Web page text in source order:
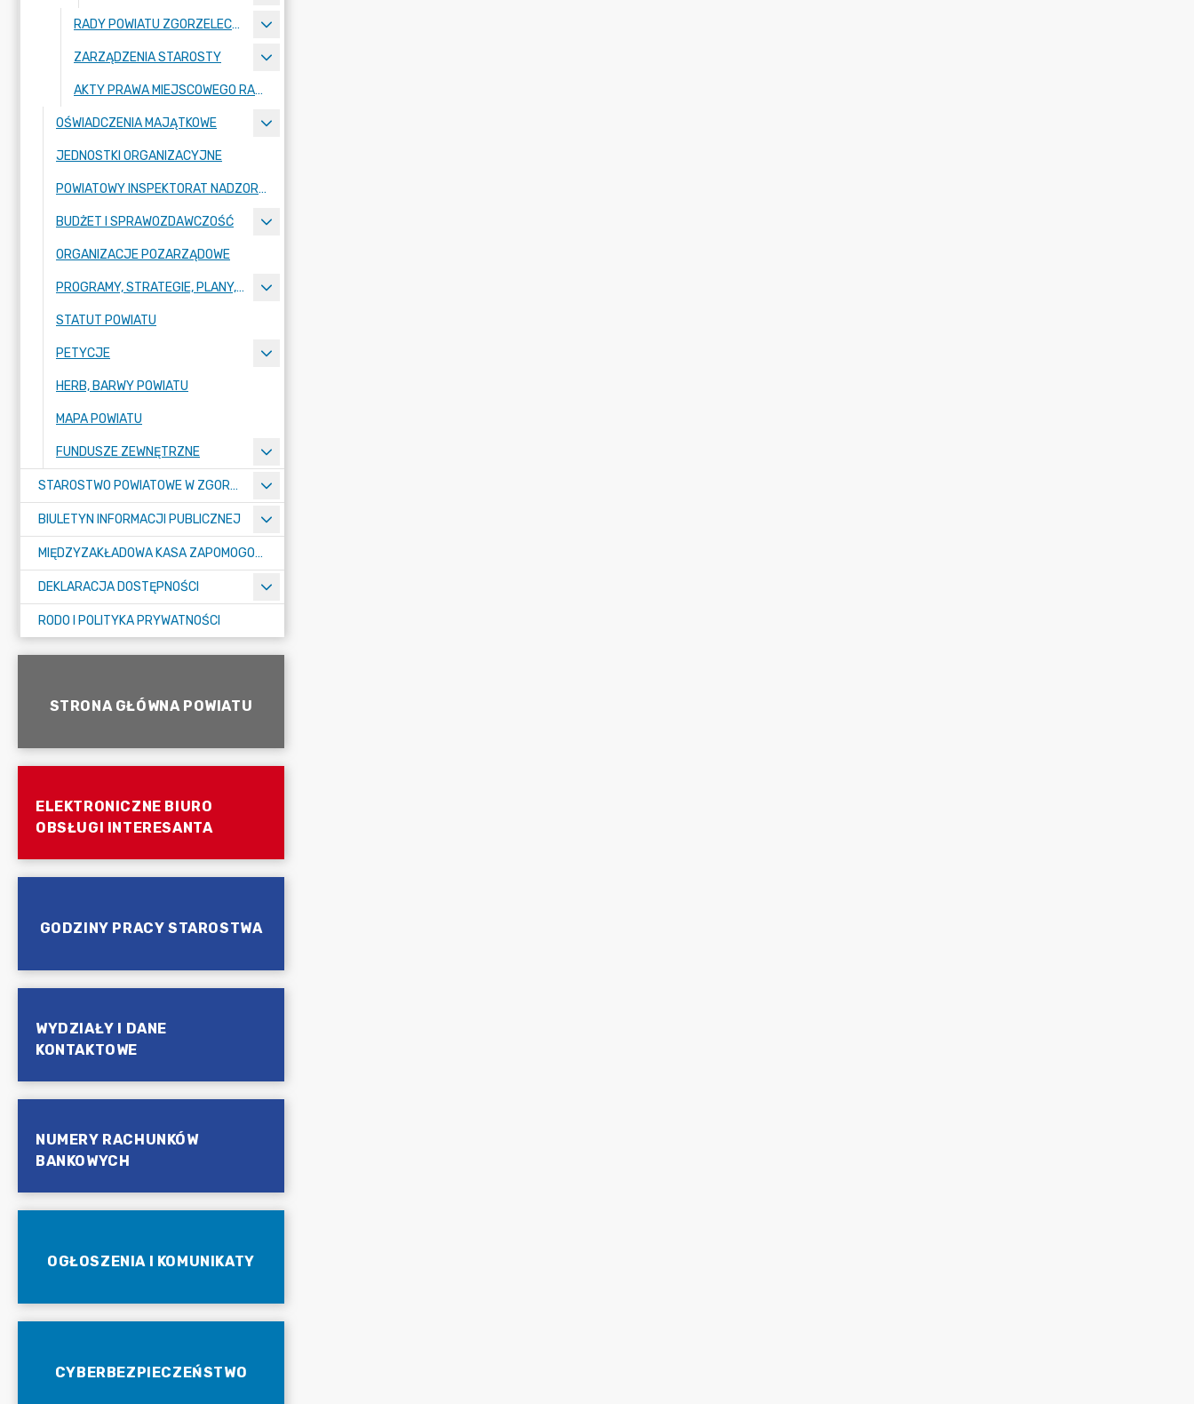
RADY POWIATU ZGORZELECKIEGO
ZARZĄDZENIA STAROSTY
AKTY PRAWA MIEJSCOWEGO RADY POWIATU ZGORZELECKIEGO
OŚWIADCZENIA MAJĄTKOWE
JEDNOSTKI ORGANIZACYJNE
POWIATOWY INSPEKTORAT NADZORU BUDOWLANEGO
BUDŻET I SPRAWOZDAWCZOŚĆ
ORGANIZACJE POZARZĄDOWE
PROGRAMY, STRATEGIE, PLANY, RAPORTY
STATUT POWIATU
PETYCJE
HERB, BARWY POWIATU
MAPA POWIATU
FUNDUSZE ZEWNĘTRZNE
STAROSTWO POWIATOWE W ZGORZELCU
BIULETYN INFORMACJI PUBLICZNEJ
MIĘDZYZAKŁADOWA KASA ZAPOMOGOWO-POŻYCZKOWA
DEKLARACJA DOSTĘPNOŚCI
RODO I POLITYKA PRYWATNOŚCI
STRONA GŁÓWNA POWIATU
ELEKTRONICZNE BIURO
OBSŁUGI INTERESANTA
GODZINY PRACY STAROSTWA
WYDZIAŁY I DANE
KONTAKTOWE
NUMERY RACHUNKÓW
BANKOWYCH
OGŁOSZENIA I KOMUNIKATY
CYBERBEZPIECZEŃSTWO